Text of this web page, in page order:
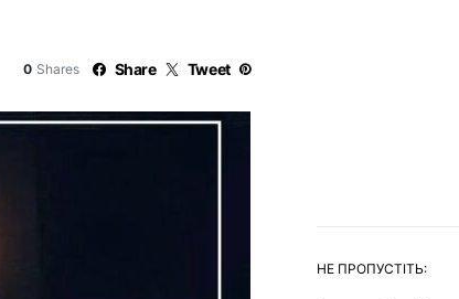
0 Shares Share Tweet
НЕ ПРОПУСТІТЬ: